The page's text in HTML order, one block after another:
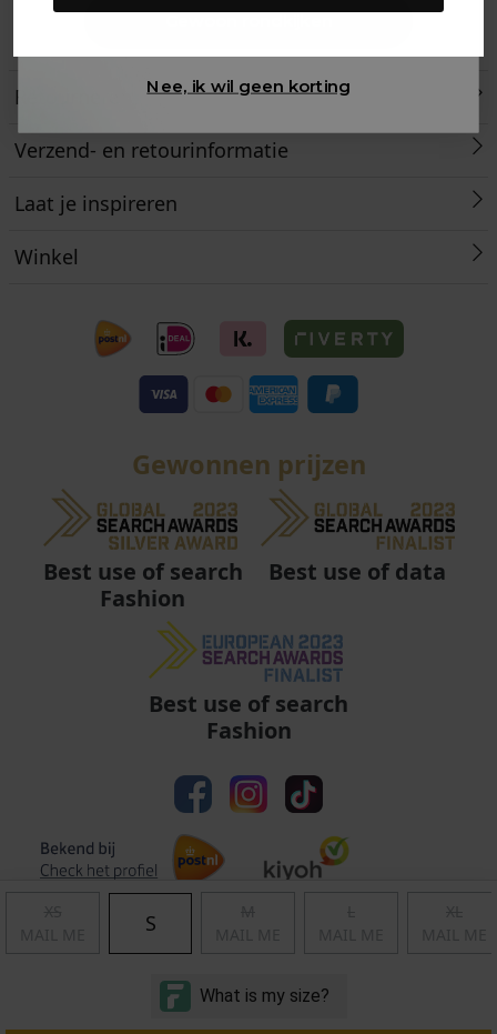
S
Retourneren
Verzend- en retourinformatie
Laat je inspireren
Winkel
Gewonnen prijzen
Best use of search
Fashion
Best use of data
Best use of search
Fashion
Algemene voorwaarden | Privacy
© Copyright 2011 - 2026 Soccerfanshop
Nee, ik wil geen korting